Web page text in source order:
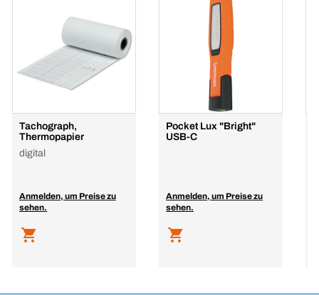
Tachograph,
Thermopapier
digital
Anmelden, um Preise zu
sehen.
Pocket Lux "Bright"
USB-C
Anmelden, um Preise zu
sehen.